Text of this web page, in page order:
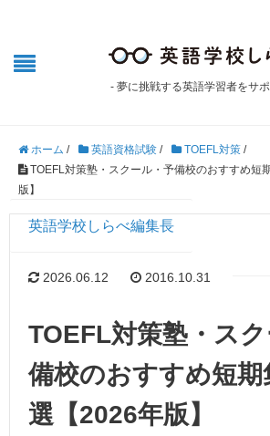
- 夢に挑戦する英語学習者をサ
ホーム / 英語資格試験 / TOEFL対策 /
TOEFL対策塾・スクール・予備校のおすすめ短
版】
英語学校しらべ編集長
2026.06.12 2016.10.31
TOEFL対策塾・ス
備校のおすすめ短期
選【2026年版】